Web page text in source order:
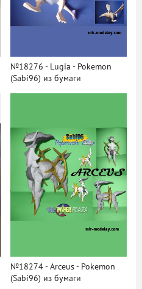
№18276 - Lugia - Pokemon
(Sabi96) из бумаги
№18274 - Arceus - Pokemon
(Sabi96) из бумаги